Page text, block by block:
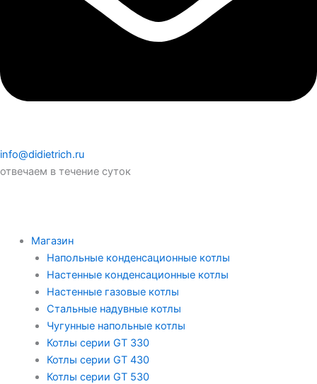
info@didietrich.ru
отвечаем в течение суток
Магазин
Напольные конденсационные котлы
Настенные конденсационные котлы
Настенные газовые котлы
Стальные надувные котлы
Чугунные напольные котлы
Котлы серии GT 330
Котлы серии GT 430
Котлы серии GT 530